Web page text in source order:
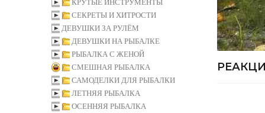
КРУТЫЕ ИНСТРУМЕНТЫ
СЕКРЕТЫ И ХИТРОСТИ
ДЕВУШКИ ЗА РУЛЁМ
ДЕВУШКИ НА РЫБАЛКЕ
РЫБАЛКА С ЖЕНОЙ
СМЕШНАЯ РЫБАЛКА
САМОДЕЛКИ ДЛЯ РЫБАЛКИ
ЛЕТНЯЯ РЫБАЛКА
ОСЕННЯЯ РЫБАЛКА